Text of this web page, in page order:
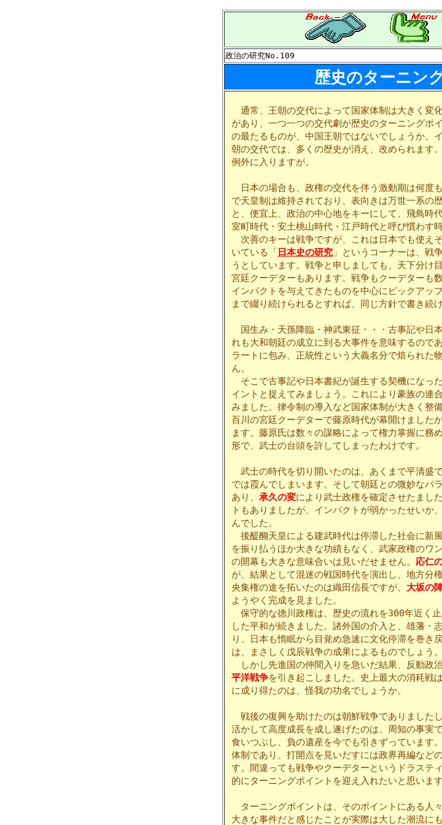
政治の研究No.109
歴史のターニン
通常、王朝の交代によって国家体制は大きく変
があり、一つ一つの交代劇が歴史のターニングポ
の最たるものが、中国王朝ではないでしょうか。
朝の交代では、多くの歴史が消え、改められます
例外に入りますが。
日本の場合も、政権の交代を伴う激動期は何度
で天皇制は維持されており、表向きは万世一系の
と、便宜上、政治の中心地をキーにして、飛鳥時
室町時代・安土桃山時代・江戸時代と呼び慣わす
次善のキーは戦争ですが、これは日本でも使え
いている「 日本史の研究 」というコーナーは、戦
うとしています。戦争と申しましても、天下分け
宮廷クーデターもあります。戦争もクーデターも
インパクトを与えてきたものを中心にピックアッ
まで綴り続けられるとすれば、同じ方針で書き続
国生み・天孫降臨・神武東征・・・古事記や日
れも大和朝廷の成立に到る大事件を意味するので
ラートに包み、正統性という大義名分で焙られた
ん。
そこで古事記や日本書紀が誕生する契機になった
イントと捉えてみましょう。これにより豪族の連
みました。律令制の導入など国家体制が大きく整
百川の宮廷クーデターで藤原時代が幕開けました
ます。藤原氏は数々の謀略によって権力掌握に務
形で、武士の台頭を許してしまったわけです。
武士の時代を切り開いたのは、あくまで平清盛
では霞んでしまいます。そして朝廷との微妙なバ
あり、 承久の変により武士政権を確定させたまし
トもありましたが、インパクトが弱かったせいか
んでした。
後醍醐天皇による建武時代は停滞した社会に新
を振り払うほか大きな功績もなく、武家政権のワ
の開幕も大きな意味合いは見いだせません。 応仁
が、結果として混迷の戦国時代を演出し、地方分
央集権の途を拓いたのは織田信長ですが、 大坂の
ようやく完成を見ました。
保守的な徳川政権は、歴史の流れを300年近く
した平和が続きました。諸外国の介入と、雄藩・
り、日本も惰眠から目覚め急速に文化停滞を巻き
は、まさしく戊辰戦争の成果によるものでしょう。
しかし先進国の仲間入りを急いだ結果、反動政
平洋戦争を引き起こしました。史上最大の消耗戦
に成り得たのは、怪我の功名でしょうか。
戦後の復興を助けたのは朝鮮戦争でありました
活かして高度成長を成し遂げたのは、周知の事実
食いつぶし、負の遺産を今でも引きずっています
体制であり、打開点を見いだすには政界再編など
す。間違っても戦争やクーデターというドラステ
的にターニングポイントを迎え入れたいと思います
ターニングポイントは、そのポイントにある人
大きな事件だと感じたことが実際は大した潮流に